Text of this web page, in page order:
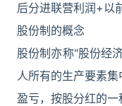
后分进联营利润+以
股份制的概念
股份制亦称"股份经
人所有的生产要素
盈亏，按股分红的一